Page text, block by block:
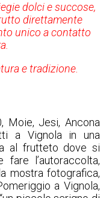
dolci e succose,
direttamente
unico a contatto
e tradizione.
Moie, Jesi, Ancona
a Vignola in una
al frutteto dove si
l’autoraccolta,
mostra fotografica,
a Vignola,